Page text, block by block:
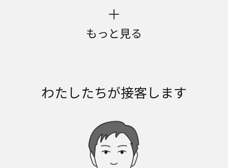
もっと見る
わたしたちが接客します